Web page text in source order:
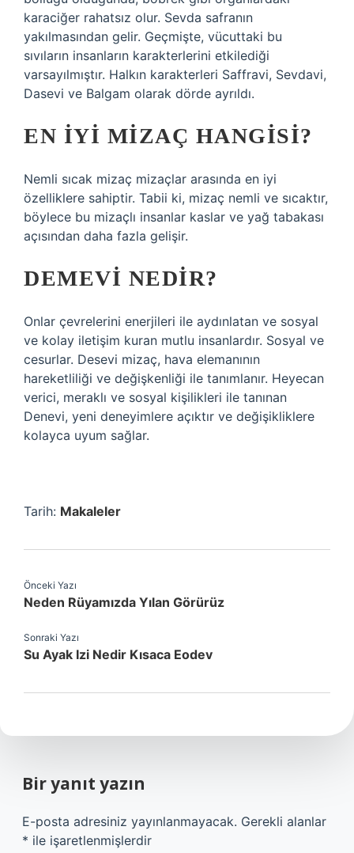
karaciğer rahatsız olur. Sevda safranın
yakılmasından gelir. Geçmişte, vücuttaki bu
sıvıların insanların karakterlerini etkilediği
varsayılmıştır. Halkın karakterleri Saffravi, Sevdavi,
Dasevi ve Balgam olarak dörde ayrıldı.
EN IYI MIZAÇ HANGISI?
Nemli sıcak mizaç mizaçlar arasında en iyi
özelliklere sahiptir. Tabii ki, mizaç nemli ve sıcaktır,
böylece bu mizaçlı insanlar kaslar ve yağ tabakası
açısından daha fazla gelişir.
DEMEVI NEDIR?
Onlar çevrelerini enerjileri ile aydınlatan ve sosyal
ve kolay iletişim kuran mutlu insanlardır. Sosyal ve
cesurlar. Desevi mizaç, hava elemanının
hareketliliği ve değişkenliği ile tanımlanır. Heyecan
verici, meraklı ve sosyal kişilikleri ile tanınan
Denevi, yeni deneyimlere açıktır ve değişikliklere
kolayca uyum sağlar.
Tarih: Makaleler
Önceki Yazı
Neden Rüyamızda Yılan Görürüz
Sonraki Yazı
Su Ayak Izi Nedir Kısaca Eodev
Bir yanıt yazın
E-posta adresiniz yayınlanmayacak. Gerekli alanlar
* ile işaretlenmişlerdir